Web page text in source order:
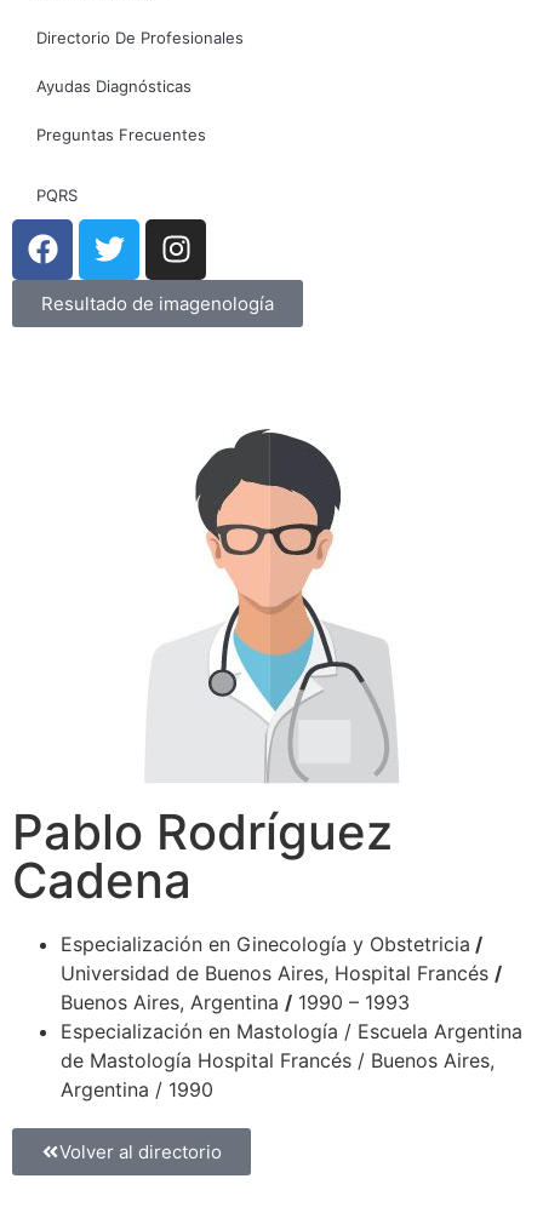
Directorio De Profesionales
Ayudas Diagnósticas
Preguntas Frecuentes
PQRS
Resultado de imagenología
Pablo Rodríguez
Cadena
Especialización en Ginecología y Obstetricia /
Universidad de Buenos Aires, Hospital Francés /
Buenos Aires, Argentina / 1990 – 1993
Especialización en Mastología / Escuela Argentina
de Mastología Hospital Francés / Buenos Aires,
Argentina / 1990
Volver al directorio